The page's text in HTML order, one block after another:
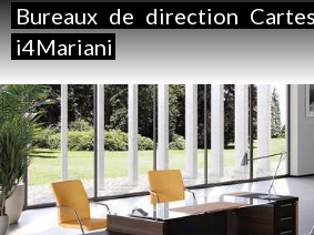
Bureaux de direction
i4Mariani